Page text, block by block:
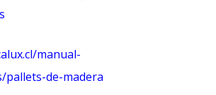
manual-
pallets-de-madera